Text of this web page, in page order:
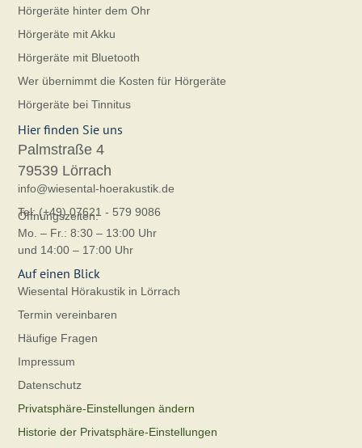
Hörgeräte hinter dem Ohr
Hörgeräte mit Akku
Hörgeräte mit Bluetooth
Wer übernimmt die Kosten für Hörgeräte
Hörgeräte bei Tinnitus
Hier finden Sie uns
Palmstraße 4
79539 Lörrach
info@wiesental-hoerakustik.de
Tel: (+49) 07621 - 579 9086
Öffnungszeiten:
Mo. – Fr.: 8:30 – 13:00 Uhr
und 14:00 – 17:00 Uhr
Auf einen Blick
Wiesental Hörakustik in Lörrach
Termin vereinbaren
Häufige Fragen
Impressum
Datenschutz
Privatsphäre-Einstellungen ändern
Historie der Privatsphäre-Einstellungen